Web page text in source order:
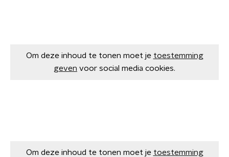
Om deze inhoud te tonen moet je toestemming
geven voor social media cookies.
Om deze inhoud te tonen moet je toestemming